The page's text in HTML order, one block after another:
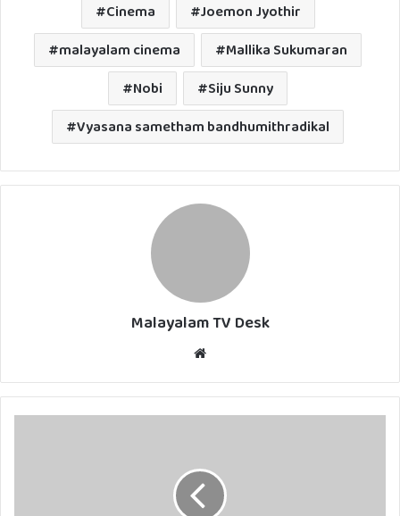
Cinema
Joemon Jyothir
malayalam cinema
Mallika Sukumaran
Nobi
Siju Sunny
Vyasana sametham bandhumithradikal
Malayalam TV Desk